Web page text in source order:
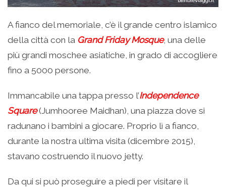
A fianco del memoriale, c’è il grande centro islamico
della città con la Grand Friday Mosque, una delle
più grandi moschee asiatiche, in grado di accogliere
fino a 5000 persone.
Immancabile una tappa presso l’Independence
Square (Jumhooree Maidhan), una piazza dove si
radunano i bambini a giocare. Proprio lì a fianco,
durante la nostra ultima visita (dicembre 2015),
stavano costruendo il nuovo jetty.
Da qui si può proseguire a piedi per visitare il